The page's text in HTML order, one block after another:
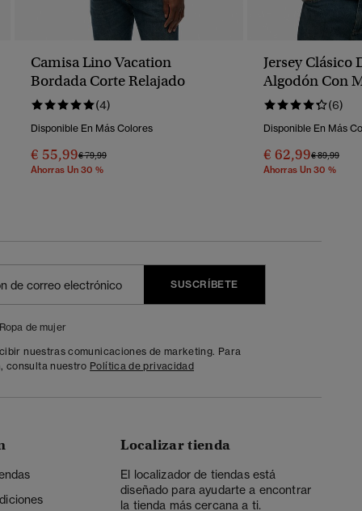
Camisa Lino Vacation
Bordada Corte Relajado
(4)
Disponible En Más Colores
€ 55,99Precio Rebajado De
€ 79,99A
Ahorras Un 30 %
Jersey Clásico
Algodón Con
Cremallera(6)
Disponible En Más
€ 62,99Precio
€ 89,99A
Ahorras Un 30 %
SUSCRÍBETE
de mujer
nuestras comunicaciones de marketing. Para
consulta nuestro Política de privacidad
Localizar tienda
El localizador de tiendas está
diseñado para ayudarte a encontrar
la tienda más cercana a ti.